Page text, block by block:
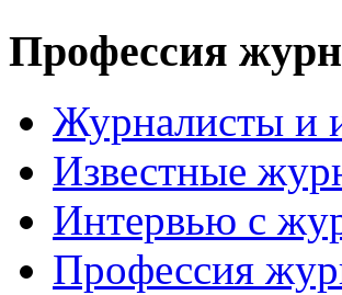
Профессия
Журналисты и
Известные
Интервью с
Профессия